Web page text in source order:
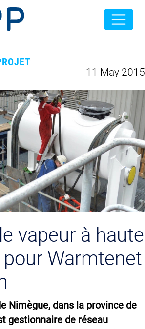
11 May 2015
vapeur à haute
Warmtenet
Nimègue, dans la province de
gestionnaire de réseau